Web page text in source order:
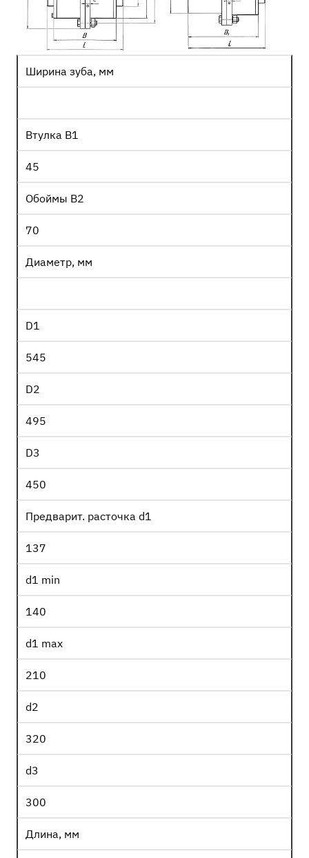
Ширина зуба, мм
Втулка В1
45
Обоймы В2
70
Диаметр, мм
D1
545
D2
495
D3
450
Предварит. расточка d1
137
d1 min
140
d1 max
210
d2
320
d3
300
Длина, мм